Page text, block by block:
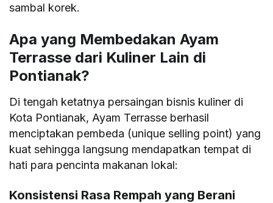
sambal korek.
Apa yang Membedakan Ayam
Terrasse dari Kuliner Lain di
Pontianak?
Di tengah ketatnya persaingan bisnis kuliner di
Kota Pontianak, Ayam Terrasse berhasil
menciptakan pembeda (unique selling point) yang
kuat sehingga langsung mendapatkan tempat di
hati para pencinta makanan lokal:
Konsistensi Rasa Rempah yang Berani